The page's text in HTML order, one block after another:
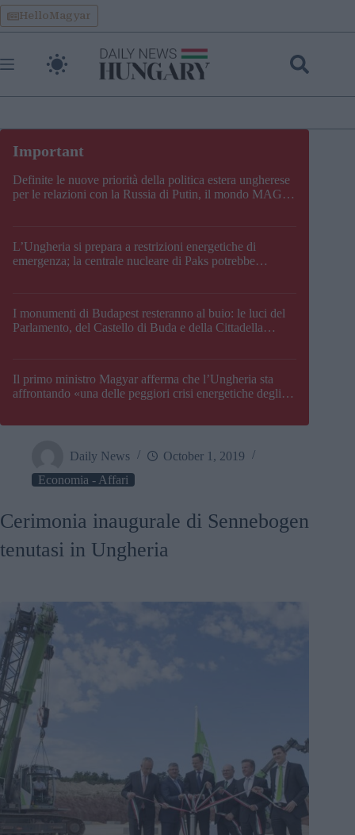
Skip
to
content
HelloMagyar
Definite le nuove priorità della politica estera ungherese
per le relazioni con la Russia di Putin, il mondo MAGA,
L’Ungheria si prepara a restrizioni energetiche di
emergenza; la centrale nucleare di Paks potrebbe
I monumenti di Budapest resteranno al buio: le luci del
Parlamento, del Castello di Buda e della Cittadella
Il primo ministro Magyar afferma che l’Ungheria sta
affrontando «una delle peggiori crisi energetiche degli
Daily News
October 1, 2019
Economia - Affari
Cerimonia inaugurale di Sennebogen
tenutasi in Ungheria